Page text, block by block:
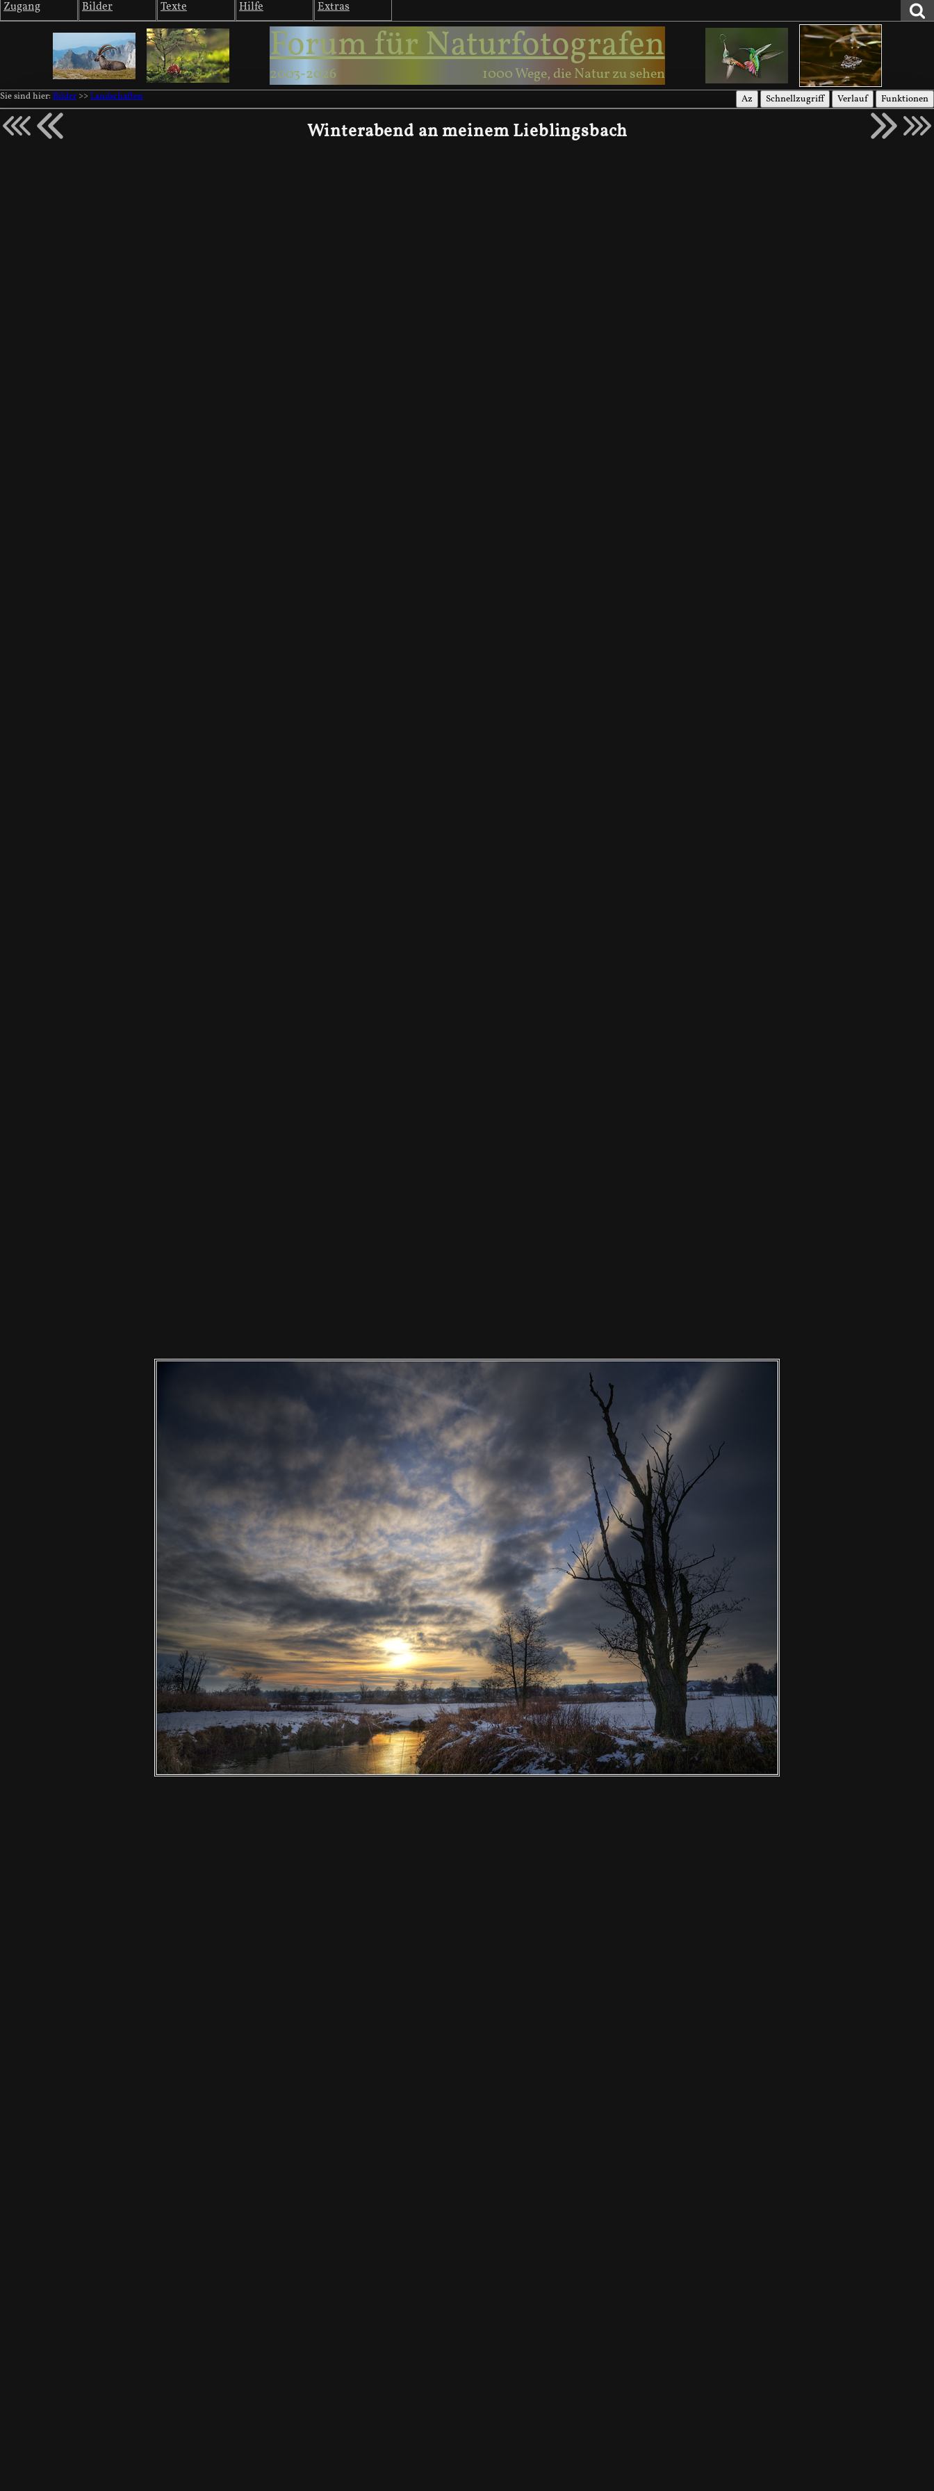
Zugang Bilder Texte Hilfe Extras
Forum für Naturfotografen
2003-2026 1000 Wege, die Natur zu sehen
Sie sind hier: Bilder >> Landschaften Az Schnellzugriff Verlauf Funktionen
Winterabend an meinem Lieblingsbach